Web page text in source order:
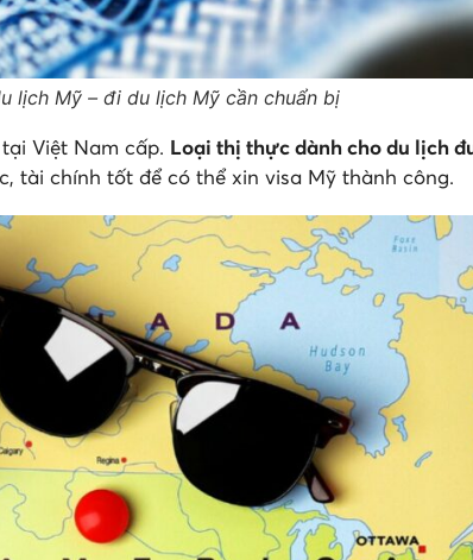
lịch Mỹ – đi du lịch Mỹ cần chuẩn bị
Việt Nam cấp. Loại thị thực dành cho du lịch
tài chính tốt để có thể xin visa Mỹ thành công.